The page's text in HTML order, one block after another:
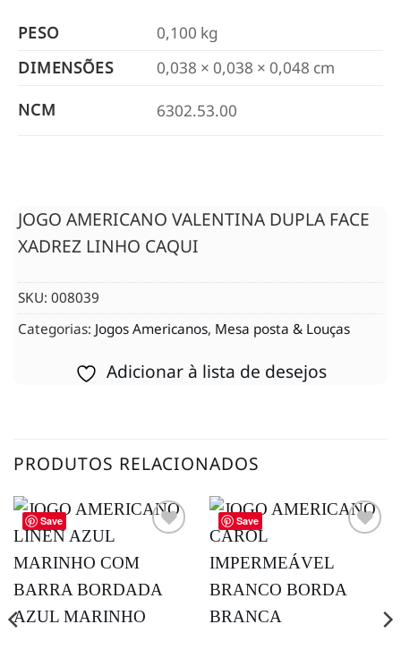
PESO
0,100 kg
DIMENSÕES
0,038 × 0,038 × 0,048 cm
NCM 6302.53.00
JOGO AMERICANO VALENTINA DUPLA FACE
XADREZ LINHO CAQUI
SKU: 008039
Categorias: Jogos Americanos, Mesa posta & Louças
Adicionar à lista de desejos
PRODUTOS RELACIONADOS
Save
à lista de
desejos
Save
à lista de
desejos